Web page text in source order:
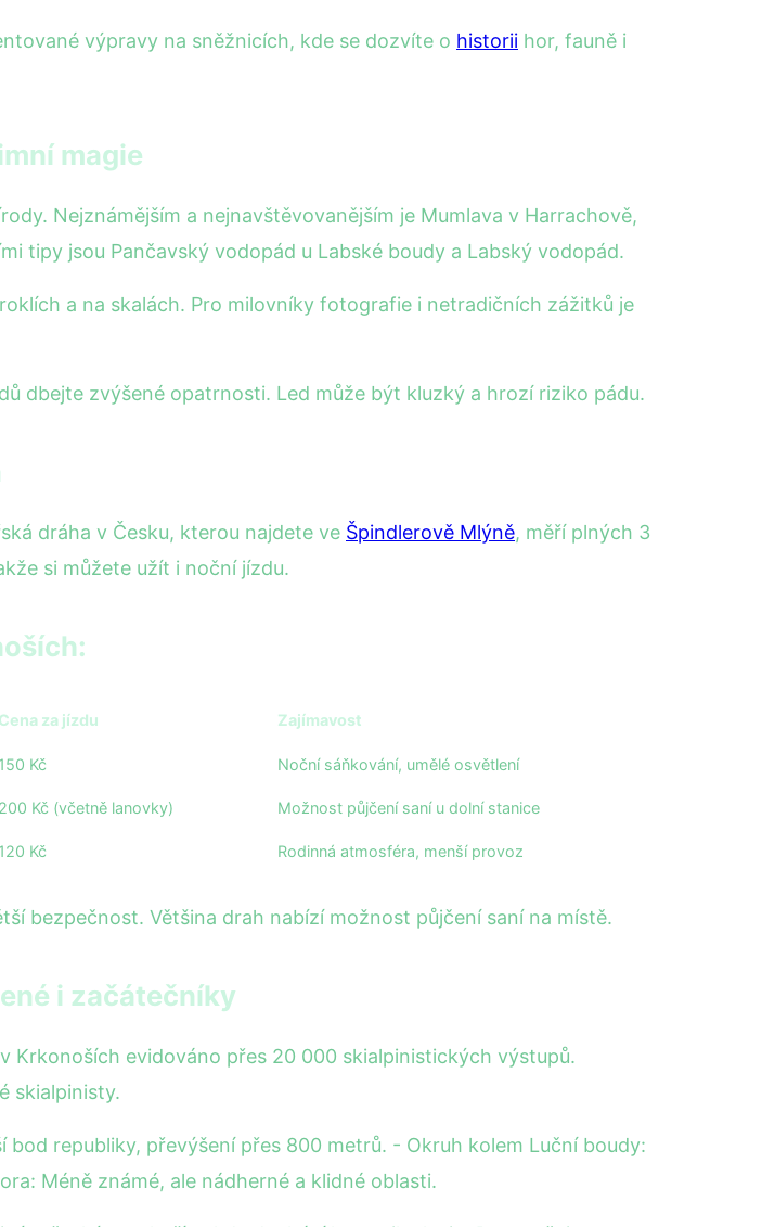
výpravy na sněžnicích, kde se dozvíte o historii hor, fauně i
magie
Nejznámějším a nejnavštěvovanějším je Mumlava v Harrachově,
tipy jsou Pančavský vodopád u Labské boudy a Labský vodopád.
a na skalách. Pro milovníky fotografie i netradičních zážitků je
dbejte zvýšené opatrnosti. Led může být kluzký a hrozí riziko pádu.
dráha v Česku, kterou najdete ve Špindlerově Mlýně, měří plných 3
si můžete užít i noční jízdu.
Cena za jízdu Zajímavost
150 Kč Noční sáňkování, umělé osvětlení
200 Kč (včetně lanovky) Možnost půjčení saní u dolní stanice
120 Kč Rodinná atmosféra, menší provoz
bezpečnost. Většina drah nabízí možnost půjčení saní na místě.
i začátečníky
Krkonoších evidováno přes 20 000 skialpinistických výstupů.
skialpinisty.
republiky, převýšení přes 800 metrů. - Okruh kolem Luční boudy:
Méně známé, ale nádherné a klidné oblasti.